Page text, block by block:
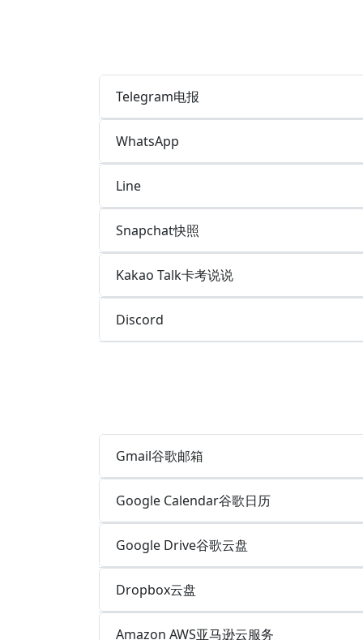
Telegram电报
WhatsApp
Line
Snapchat快照
Kakao Talk卡考说说
Discord
Gmail谷歌邮箱
Google Calendar谷歌日历
Google Drive谷歌云盘
Dropbox云盘
Amazon AWS亚马逊云服务